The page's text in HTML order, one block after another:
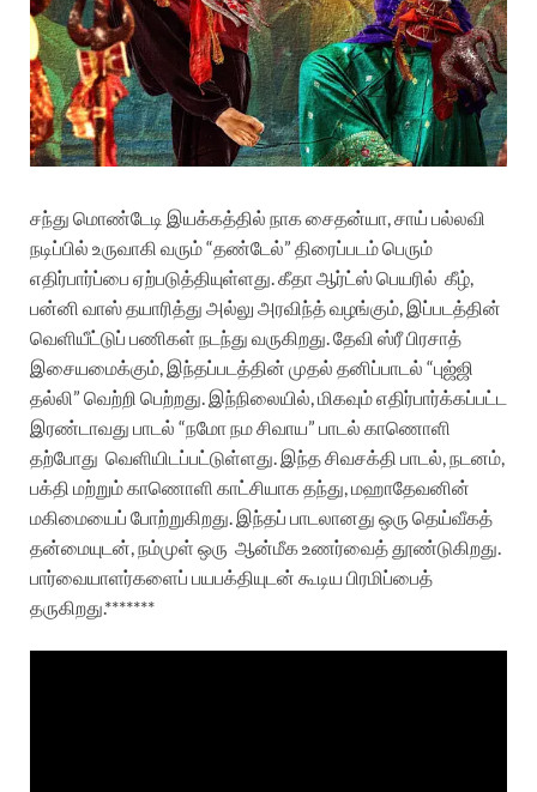
சந்து மொண்டேடி இயக்கத்தில் நாக சைதன்யா, சாய் பல்லவி
நடிப்பில் உருவாகி வரும் “தண்டேல்” திரைப்படம் பெரும்
எதிர்பார்ப்பை ஏற்படுத்தியுள்ளது. கீதா ஆர்ட்ஸ் பெயரில் கீழ்,
பன்னி வாஸ் தயாரித்து அல்லு அரவிந்த் வழங்கும், இப்படத்தின்
வெளியீட்டுப் பணிகள் நடந்து வருகிறது. தேவி ஸ்ரீ பிரசாத்
இசையமைக்கும், இந்தப்படத்தின் முதல் தனிப்பாடல் “புஜ்ஜி
தல்லி” வெற்றி பெற்றது. இந்நிலையில், மிகவும் எதிர்பார்க்கப்பட்ட
இரண்டாவது பாடல் “நமோ நம சிவாய” பாடல் காணொளி
தற்போது வெளியிடப்பட்டுள்ளது. இந்த சிவசக்தி பாடல், நடனம்,
பக்தி மற்றும் காணொளி காட்சியாக தந்து, மஹாதேவனின்
மகிமையைப் போற்றுகிறது. இந்தப் பாடலானது ஒரு தெய்வீகத்
தன்மையுடன், நம்முள் ஒரு ஆன்மீக உணர்வைத் தூண்டுகிறது.
பார்வையாளர்களைப் பயபக்தியுடன் கூடிய பிரமிப்பைத்
தருகிறது.*******